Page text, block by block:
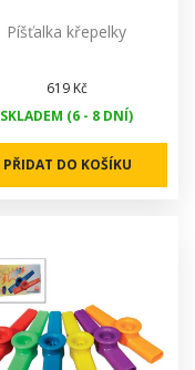
Píšťalka křepelky
619 Kč
SKLADEM (6 - 8 DNÍ)
PŘIDAT DO KOŠÍKU